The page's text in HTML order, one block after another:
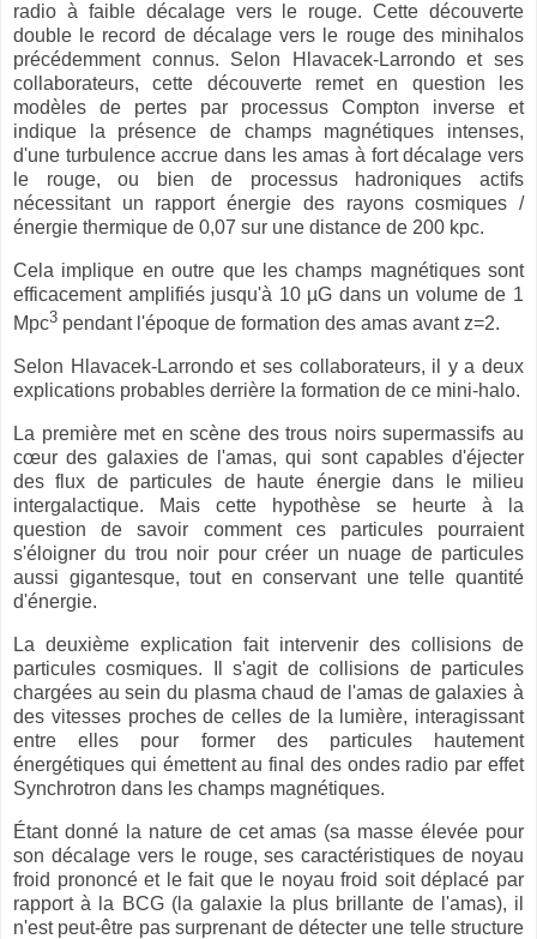
radio à faible décalage vers le rouge. Cette découverte
double le record de décalage vers le rouge des minihalos
précédemment connus. Selon Hlavacek-Larrondo et ses
collaborateurs, cette découverte remet en question les
modèles de pertes par processus Compton inverse et
indique la présence de champs magnétiques intenses,
d'une turbulence accrue dans les amas à fort décalage vers
le rouge, ou bien de processus hadroniques actifs
nécessitant un rapport énergie des rayons cosmiques /
énergie thermique de 0,07 sur une distance de 200 kpc.
Cela implique en outre que les champs magnétiques sont
efficacement amplifiés jusqu'à 10 µG dans un volume de 1
Mpc3 pendant l'époque de formation des amas avant z=2.
Selon Hlavacek-Larrondo et ses collaborateurs, il y a deux
explications probables derrière la formation de ce mini-halo.
La première met en scène des trous noirs supermassifs au
cœur des galaxies de l'amas, qui sont capables d'éjecter
des flux de particules de haute énergie dans le milieu
intergalactique. Mais cette hypothèse se heurte à la
question de savoir comment ces particules pourraient
s'éloigner du trou noir pour créer un nuage de particules
aussi gigantesque, tout en conservant une telle quantité
d'énergie.
La deuxième explication fait intervenir des collisions de
particules cosmiques. Il s'agit de collisions de particules
chargées au sein du plasma chaud de l'amas de galaxies à
des vitesses proches de celles de la lumière, interagissant
entre elles pour former des particules hautement
énergétiques qui émettent au final des ondes radio par effet
Synchrotron dans les champs magnétiques.
Étant donné la nature de cet amas (sa masse élevée pour
son décalage vers le rouge, ses caractéristiques de noyau
froid prononcé et le fait que le noyau froid soit déplacé par
rapport à la BCG (la galaxie la plus brillante de l'amas), il
n'est peut-être pas surprenant de détecter une telle structure